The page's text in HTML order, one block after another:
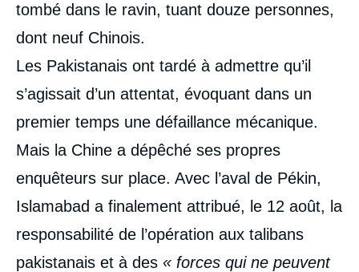
tombé dans le ravin, tuant douze personnes,
dont neuf Chinois.
Les Pakistanais ont tardé à admettre qu’il
s’agissait d’un attentat, évoquant dans un
premier temps une défaillance mécanique.
Mais la Chine a dépêché ses propres
enquêteurs sur place. Avec l’aval de Pékin,
Islamabad a finalement attribué, le 12 août, la
responsabilité de l’opération aux talibans
pakistanais et à des « forces qui ne peuvent